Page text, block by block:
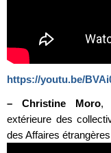
https://youtu.be/
– Christine Moro,
extérieure des
des Affaires